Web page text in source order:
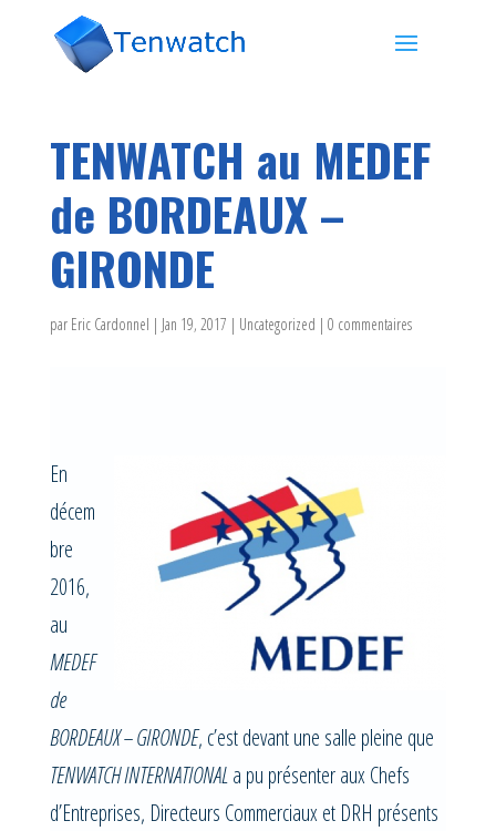
TENWATCH au MEDEF
de BORDEAUX –
GIRONDE
par Eric Cardonnel | Jan 19, 2017 | Uncategorized | 0 commentaires
En
décem
bre
2016,
au
MEDEF
de
BORDEAUX – GIRONDE, c’est devant une salle pleine que
TENWATCH INTERNATIONALa pu présenter aux Chefs
d’Entreprises, Directeurs Commerciaux et DRH présents